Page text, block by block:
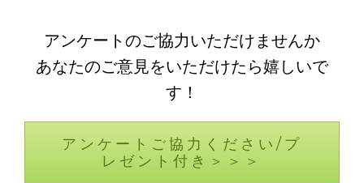
アンケートのご協力いただけませんか
あなたのご意見をいただけたら嬉しいで
す！
アンケートご協力ください/プ
レゼント付き＞＞＞